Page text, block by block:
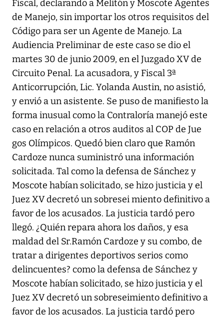
Fiscal, declarando a Melitón y Moscote Agentes
de Manejo, sin importar los otros requisitos del
Código para ser un Agente de Manejo. La
Audiencia Preliminar de este caso se dio el
martes 30 de junio 2009, en el Juzgado XV de
Circuito Penal. La acusadora, y Fiscal 3ª
Anticorrupción, Lic. Yolanda Austin, no asistió,
y envió a un asistente. Se puso de manifiesto la
forma inusual como la Contraloría manejó este
caso en relación a otros auditos al COP de Jue
gos Olímpicos. Quedó bien claro que Ramón
Cardoze nunca suministró una información
solicitada. Tal como la defensa de Sánchez y
Moscote habían solicitado, se hizo justicia y el
Juez XV decretó un sobresei miento definitivo a
favor de los acusados. La justicia tardó pero
llegó. ¿Quién repara ahora los daños, y esa
maldad del Sr.Ramón Cardoze y su combo, de
tratar a dirigentes deportivos serios como
delincuentes? como la defensa de Sánchez y
Moscote habían solicitado, se hizo justicia y el
Juez XV decretó un sobreseimiento definitivo a
favor de los acusados. La justicia tardó pero